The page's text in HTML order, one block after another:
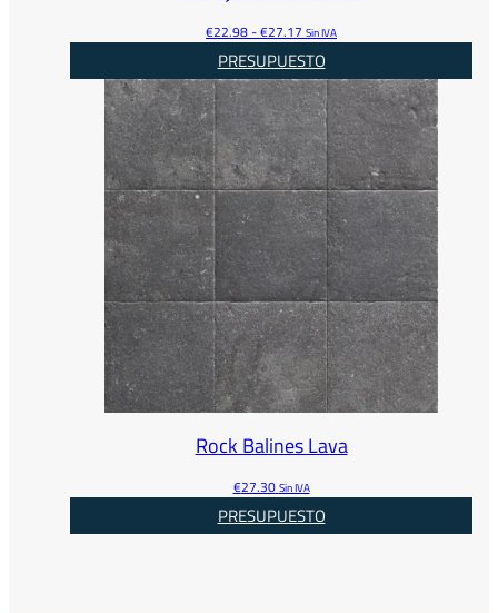
€22.98-€27.17 Rango
de
precios:
desde
€22.98
hasta
€27.17
Sin IVA
PRESUPUESTO
Rock Balines Lava
€27.30 Sin IVA
PRESUPUESTO